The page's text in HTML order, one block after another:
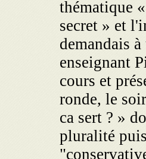
thématique
secret » et
demandais
enseignant
cours et
ronde, le
ca sert ? »
pluralité